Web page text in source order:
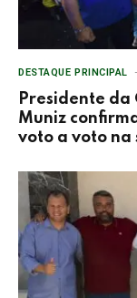
DESTAQUE PRINCIPAL
Presidente da
Muniz
voto a voto na